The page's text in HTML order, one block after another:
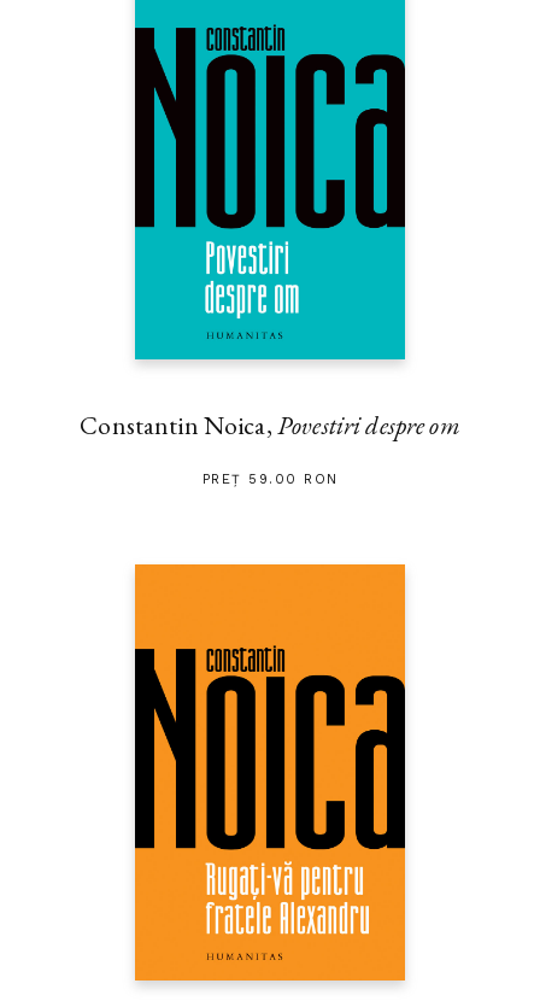
Constantin Noica,Povestiri despre om
PREȚ 59.00 RON